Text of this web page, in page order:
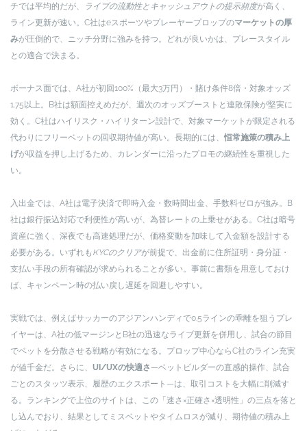
チでは平均的だが、
ライブの流動性とキャッシュアウトの提示頻度が高く、
ライン更新が速い。C社はeスポーツやプレーヤープロップのマーケットの厚
みが圧倒的で、ニッチ分野に強みを持つ。どれが良いかは、プレースタイル
との適合で決まる。
ボーナス面では、A社が初回100%（最大3万円）・賭け条件8倍・対象オッズ
1.75以上。B社は額面控えめだが、週次のオッズブーストと連敗保険が堅実に
効く。C社はハイリスク・ハイリターン設計で、対象マーケットが限定される
代わりにフリーベットの回収期待値が高い。長期的には、 恒常施策の積み上
げが収益を押し上げるため、カレンダーに沿ったプロモの継続性を重視した
い。
入出金では、A社は電子決済で即時入金・数時間出金、手数料ゼロが強み。B
社は銀行振込対応で利便性が高いが、為替レートの上乗せがある。C社は暗号
資産に強く、深夜でも高速処理だが、価格変動を加味して入金額を設計する
必要がある。いずれも KYCのクリアが前提で、出金前に住所証明・身分証・
支払い手段の所有確認が求められることが多い。事前に書類を用意しておけ
ば、キャンペーン時の払い戻し遅延を回避しやすい。
実戦では、例えばサッカーのアジアンハンディで0.5ラインの乖離を狙うプレ
イヤーは、A社の低マージンとB社の迅速なライブ更新を併用し、試合の節目
でベットを分散させる戦略が有効になる。プロップ中心ならC社のライン充実
が値千金だ。さらに、 UI/UXの快適さ —ベットビルダーの直感的操作、試合
ごとのスタッツ表示、履歴のエクスポート—は、取引コストを大幅に削減す
る。ランキングで上位のサイトは、この「速さ×正確さ×透明性」の三点を落と
し込んでおり、結果としてミスベットやタイムロスが減り、期待値の積み上